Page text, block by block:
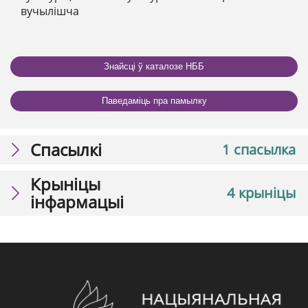
вучылішча
Знайсці ў каталозе НББ
Паведаміць пра памылку
1 спасылка
Спасылкі
4 крыніцы
Крыніцы
інфармацыі